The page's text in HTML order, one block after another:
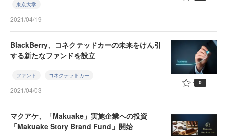
東京大学
2021/04/19
BlackBerry、コネクテッドカーの未来をけん引
する新たなファンドを設立
ファンド コネクテッドカー
2021/04/03
0
マクアケ、「Makuake」実施企業への投資
「Makuake Story Brand Fund」開始